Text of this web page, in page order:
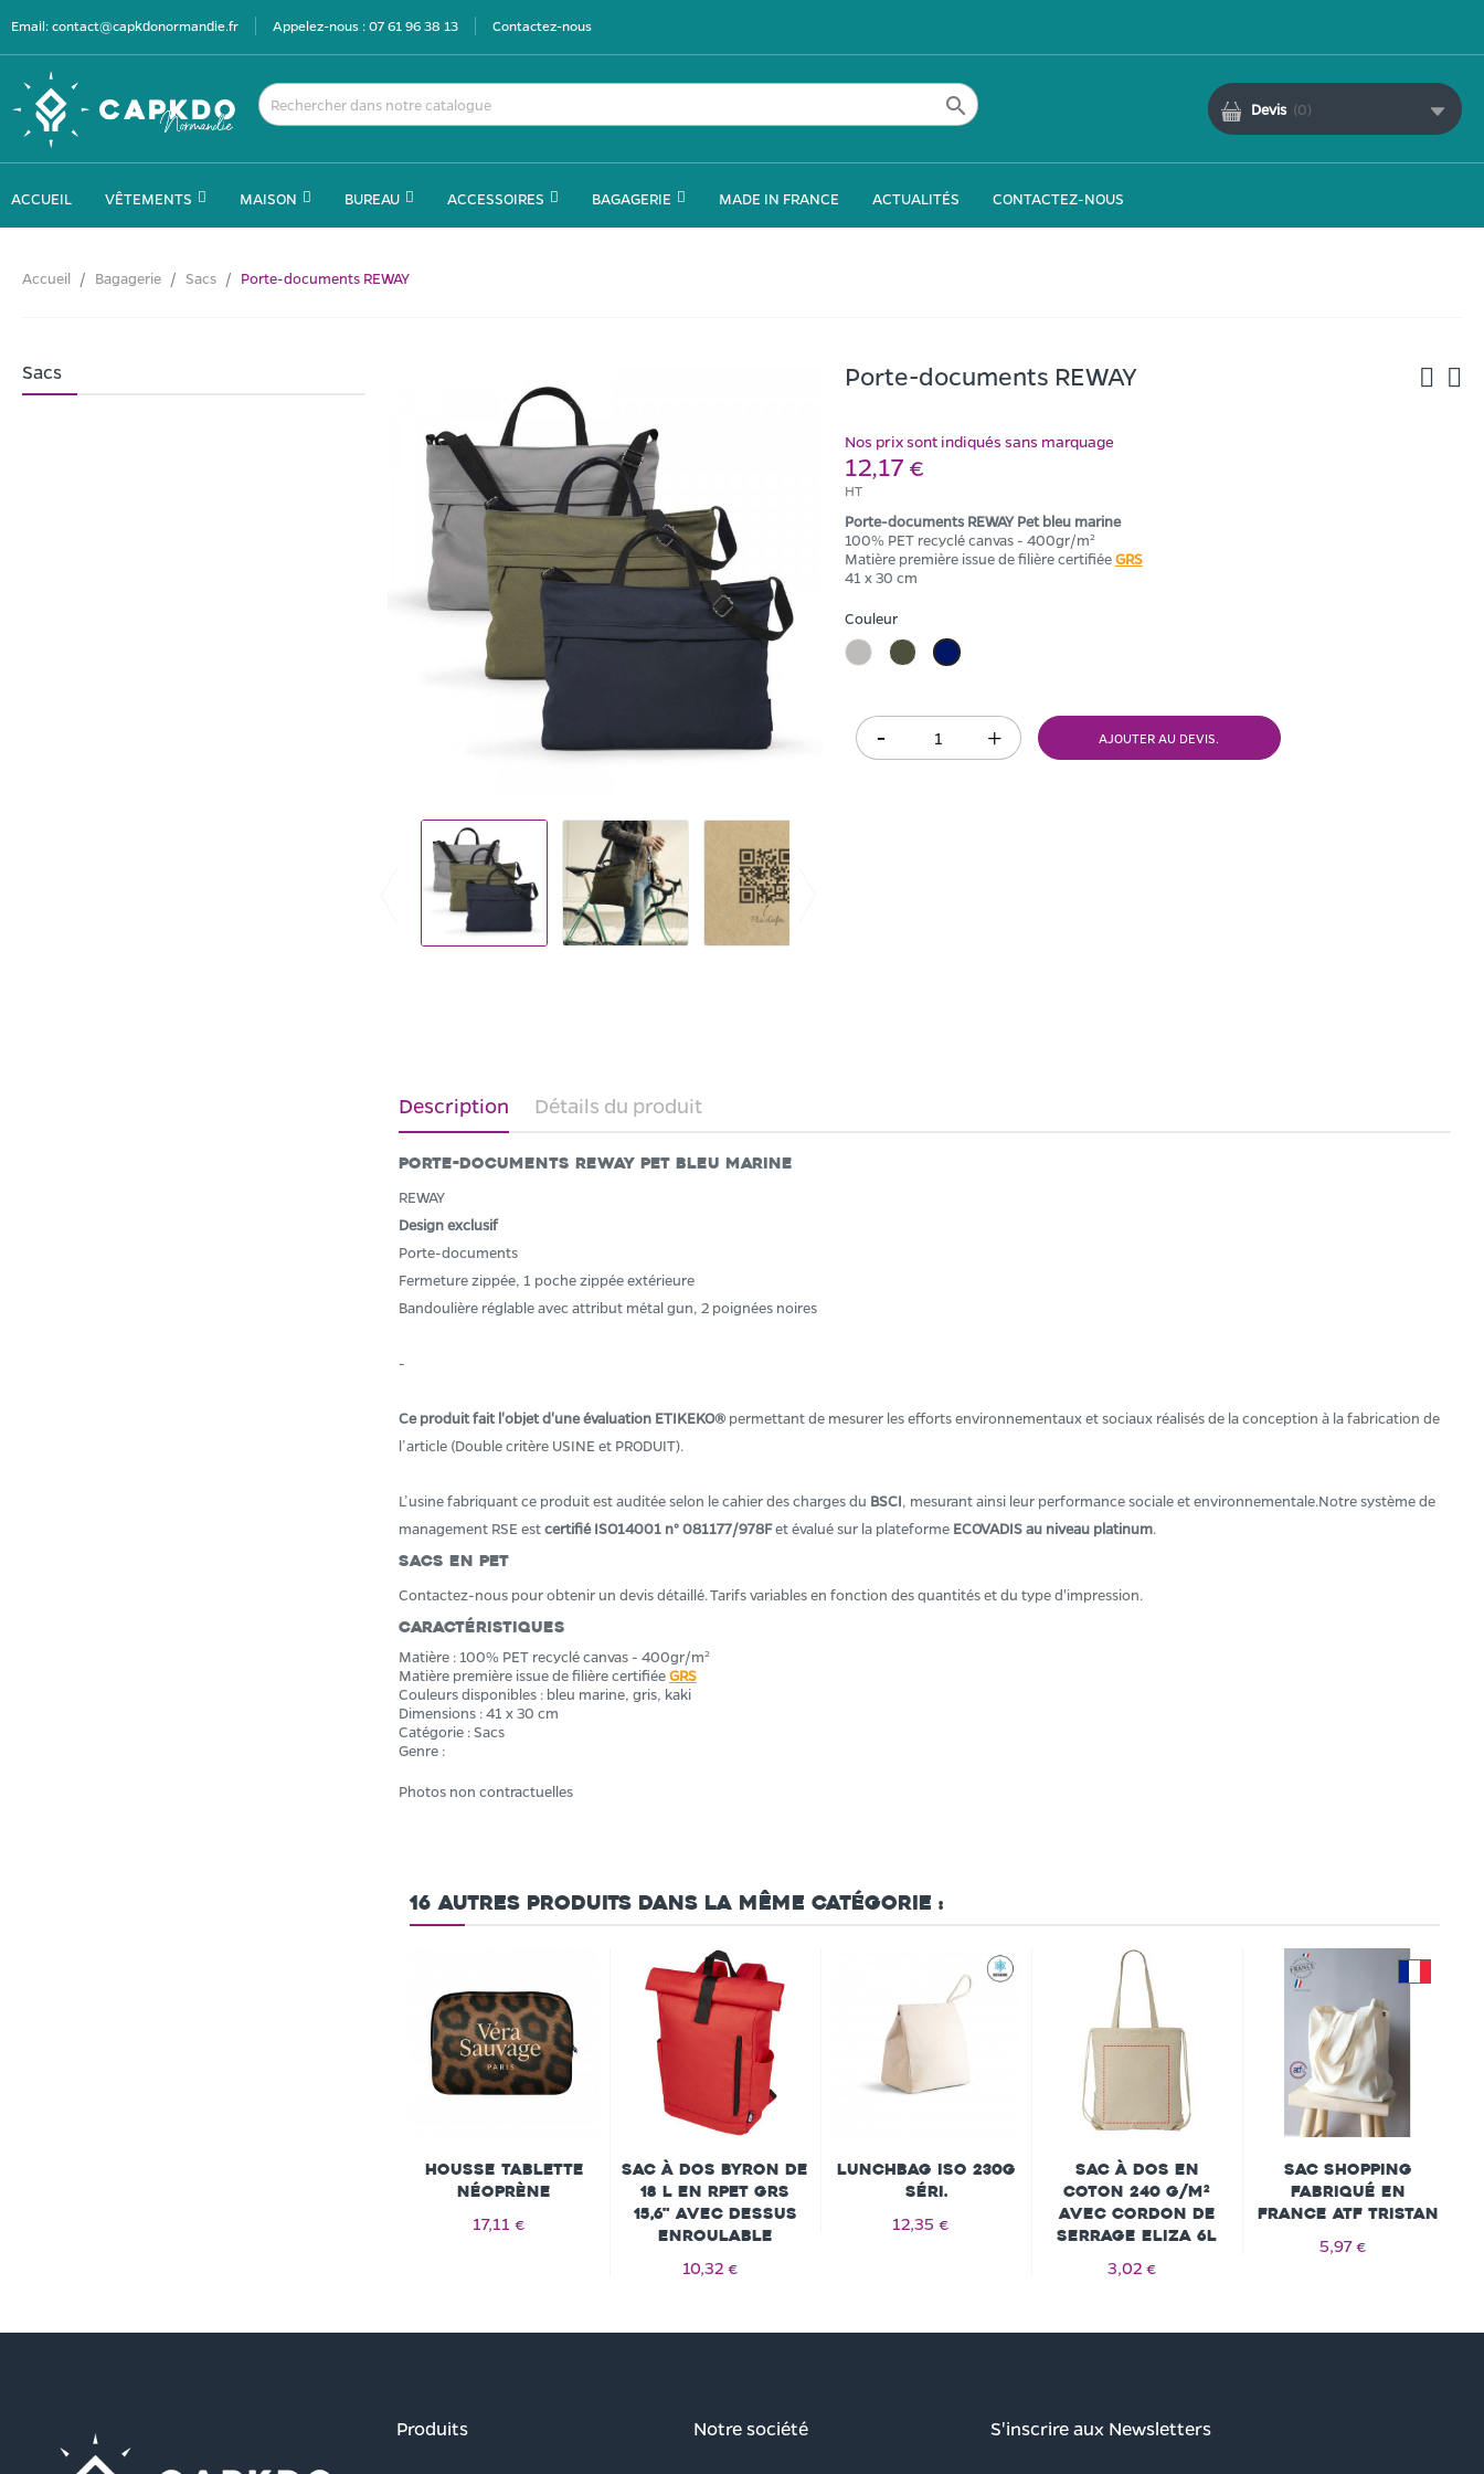
Email:contact@capkdonormandie.fr Appelez-nous :07 61 96 38 13 Contactez-nous
 Devis (0)
ACCUEIL VÊTEMENTS MAISON BUREAU ACCESSOIRES BAGAGERIE MADE IN FRANCE ACTUALITÉS CONTACTEZ-NOUS
Accueil Bagagerie Sacs Porte-documents REWAY
Sacs Porte-documents REWAY
Nos prix sont indiqués sans marquage
12,17 €
HT
Porte-documents REWAY Pet bleu marine
100% PET recyclé canvas - 400gr/m²
Matière première issue de filière certifiéeGRS
41 x 30 cm
Couleur
Gris
Kaki
Bleu
Marine
AJOUTER AU DEVIS.
Description Détails du produit
Porte-documents REWAY Pet bleu marine
REWAY
Design exclusif
Porte-documents
Fermeture zippée, 1 poche zippée extérieure
Bandoulière réglable avec attribut métal gun, 2 poignées noires
-
Ce produit fait l'objet d'une évaluation ETIKEKO® permettant de mesurer les efforts environnementaux et sociaux réalisés de la conception à la fabrication de
l’article (Double critère USINE et PRODUIT).
L’usine fabriquant ce produit est auditée selon le cahier des charges du BSCI, mesurant ainsi leur performance sociale et environnementale.Notre système de
management RSE estcertifié ISO14001 n° 081177/978Fet évalué sur la plateforme ECOVADIS au niveau platinum.
Sacs en Pet
Contactez-nous pour obtenir un devis détaillé. Tarifs variables en fonction des quantités et du type d'impression.
Caractéristiques
Matière : 100% PET recyclé canvas - 400gr/m²
Matière première issue de filière certifiéeGRS
Couleurs disponibles : bleu marine, gris, kaki
Dimensions : 41 x 30 cm
Catégorie : Sacs
Genre :
Photos non contractuelles
16 autres produits dans la même catégorie :
Housse tablette
néoprène
17,11 €
Sac à dos Byron de
18 L en RPET GRS
15,6" avec dessus
enroulable
10,32 €
Lunchbag iso 230g
séri.
12,35 €
Sac à dos en
coton 240 g/m²
avec cordon de
serrage Eliza 6L
3,02 €
Sac Shopping
Fabriqué En
France Atf Tristan
5,97 €
Produits Notre société S'inscrire aux Newsletters